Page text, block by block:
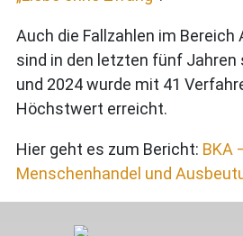
Auch die Fallzahlen im
sind in den letzten fünf
und 2024 wurde mit 41
Höchstwert erreicht.
Hier geht es zum Bericht: BKA
Menschenhandel und